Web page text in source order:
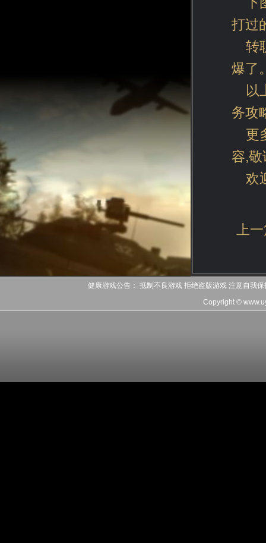
打过
转
爆了
以
务攻
更
容,
欢
上
健康游戏公告： 抵制不良游戏 拒绝盗版游戏 注意自我
Copyright ©